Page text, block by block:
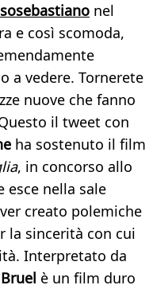
nel
e così scomoda,
a vedere. Tornerete
nuove che fanno
il tweet con
ha sostenuto il film
, in concorso allo
esce nella sale
creato polemiche
la sincerità con cui
Interpretato da
è un film duro